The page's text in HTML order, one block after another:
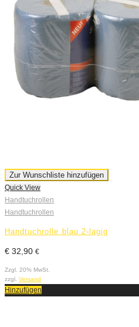
Zur Wunschliste hinzufügen
Quick View
Handtuchrollen
Handtuchrollen
Handtuchrolle blau 2-lagig
€ 32,90 €
Zzgl. 20% MwSt.
zzgl. Versand
Hinzufügen